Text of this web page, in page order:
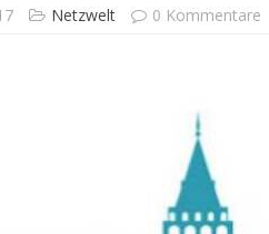
Netzwelt 0 Kommentare